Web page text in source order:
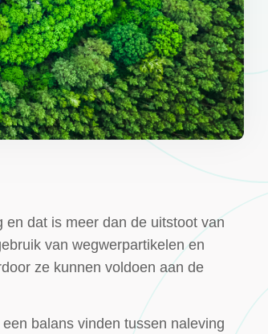
dat is meer dan de uitstoot van
van wegwerpartikelen en
ze kunnen voldoen aan de
balans vinden tussen naleving